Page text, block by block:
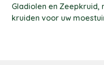
Gladiolen en
kruiden voor uw